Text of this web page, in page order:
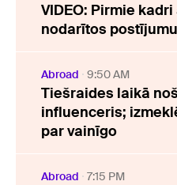
VIDEO: Pirmie
nodarītos
Abroad 9:50 AM
Tiešraides laikā
influenceris;
par vainīgo
Abroad 7:15 PM